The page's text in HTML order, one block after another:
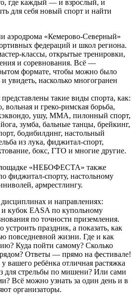
где каждый — и взрослый, и
для себя новый спорт и найти
аэродрома «Кемерово-Северный»
федераций и школ региона.
классы, открытые тренировки,
и соревнования. Всё —
формате, чтобы можно было
увидеть, насколько многогранен
такие виды спорта, как:
вольная и греко-римская борьба,
ушу, ММА, пилонный спорт,
зумба, бальные танцы, брейкинг,
бодибилдинг, настольный
из лука, фиджитал-спорт,
бокс, ГТО и многие другие.
«НЕБОФЕСТА» также
фиджитал-спорту, настольному
армрестлингу.
и направлениях:
и кубок EASA по купольному
по точности приземления.
праздник, а показать, как
повседневной жизни. Где и как
Куда пойти самому? Сколько
рядом? Ответы — прямо на фестивале!
вашего ребёнка отличная растяжка
для стрельбы по мишени? Или сами
Всё можно узнать за один день и в
организаторы.